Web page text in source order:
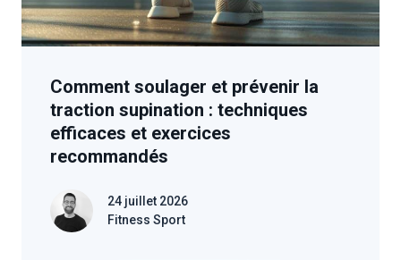
Comment soulager et prévenir la
traction supination : techniques
efficaces et exercices
recommandés
24 juillet 2026
Fitness Sport